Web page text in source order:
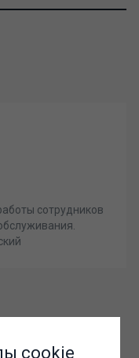
сотрудников
cookie